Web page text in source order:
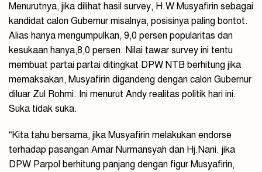
Menurutnya, jika dilihat hasil survey, H.W Musyafirin sebagai
kandidat calon Gubernur misalnya, posisinya paling bontot.
Alias hanya mengumpulkan, 9,0 persen popularitas dan
kesukaan hanya,8,0 persen. Nilai tawar survey ini tentu
membuat partai partai ditingkat DPW NTB berhitung jika
memaksakan, Musyafirin digandeng dengan calon Gubernur
diluar Zul Rohmi. Ini menurut Andy realitas politik hari ini.
Suka tidak suka.
“Kita tahu bersama, jika Musyafirin melakukan endorse
terhadap pasangan Amar Nurmansyah dan Hj.Nani. jika
DPW Parpol berhitung panjang dengan figur Musyafirin,